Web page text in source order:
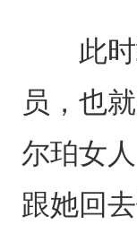
此时站
员，也
尔珀女
跟她回